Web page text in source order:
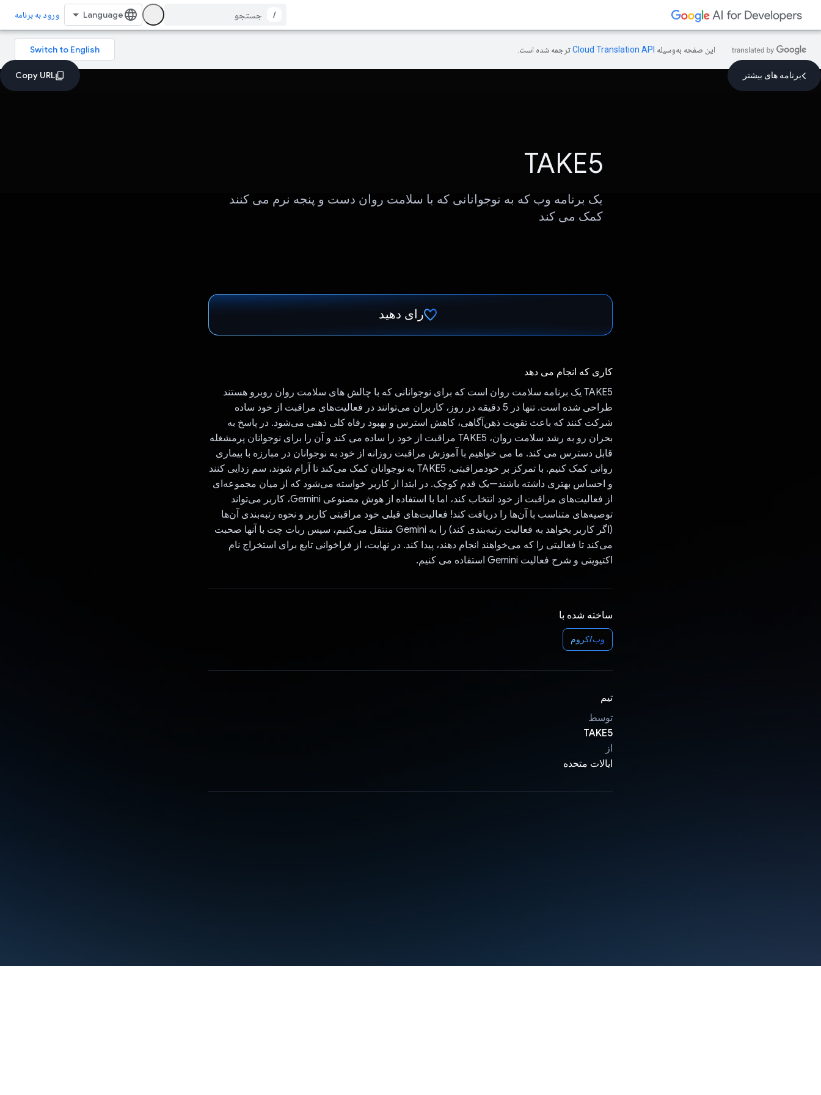
/ ورود به برنامه
این صفحه به‌وسیله ترجمه شده است.
برنامه های بیشتر
TAKE5
یک برنامه وب که به نوجوانانی که با سلامت روان دست و پنجه نرم می کنند
کمک می کند
رای دهید
کاری که انجام می دهد
TAKE5 یک برنامه سلامت روان است که برای نوجوانانی که با چالش های سلامت روان روبرو هستند
طراحی شده است. تنها در 5 دقیقه در روز، کاربران می‌توانند در فعالیت‌های مراقبت از خود ساده
شرکت کنند که باعث تقویت ذهن‌آگاهی، کاهش استرس و بهبود رفاه کلی ذهنی می‌شود. در پاسخ به
بحران رو به رشد سلامت روان، TAKE5 مراقبت از خود را ساده می کند و آن را برای نوجوانان پرمشغله
قابل دسترس می کند. ما می خواهیم با آموزش مراقبت روزانه از خود به نوجوانان در مبارزه با بیماری
روانی کمک کنیم. با تمرکز بر خودمراقبتی، TAKE5 به نوجوانان کمک می‌کند تا آرام شوند، سم زدایی کنند
و احساس بهتری داشته باشند—یک قدم کوچک. در ابتدا از کاربر خواسته می‌شود که از میان مجموعه‌ای
از فعالیت‌های مراقبت از خود انتخاب کند، اما با استفاده از هوش مصنوعی Gemini، کاربر می‌تواند
توصیه‌های متناسب با آن‌ها را دریافت کند! فعالیت‌های قبلی خود مراقبتی کاربر و نحوه رتبه‌بندی آن‌ها
(اگر کاربر بخواهد به فعالیت رتبه‌بندی کند) را به Gemini منتقل می‌کنیم، سپس ربات چت با آنها صحبت
می‌کند تا فعالیتی را که می‌خواهند انجام دهند، پیدا کند. در نهایت، از فراخوانی تابع برای استخراج نام
اکتیویتی و شرح فعالیت Gemini استفاده می کنیم.
ساخته شده با
وب/کروم
تیم
توسط
TAKE5
از
ایالات متحده